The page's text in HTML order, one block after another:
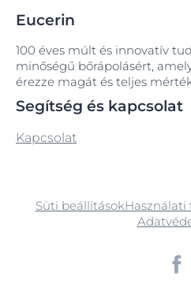
Eucerin
100 éves múlt és innovatív
minőségű bőrápolásért,
érezze magát és teljes
Segítség és kapcsolat
Kapcsolat
Süti beállítások